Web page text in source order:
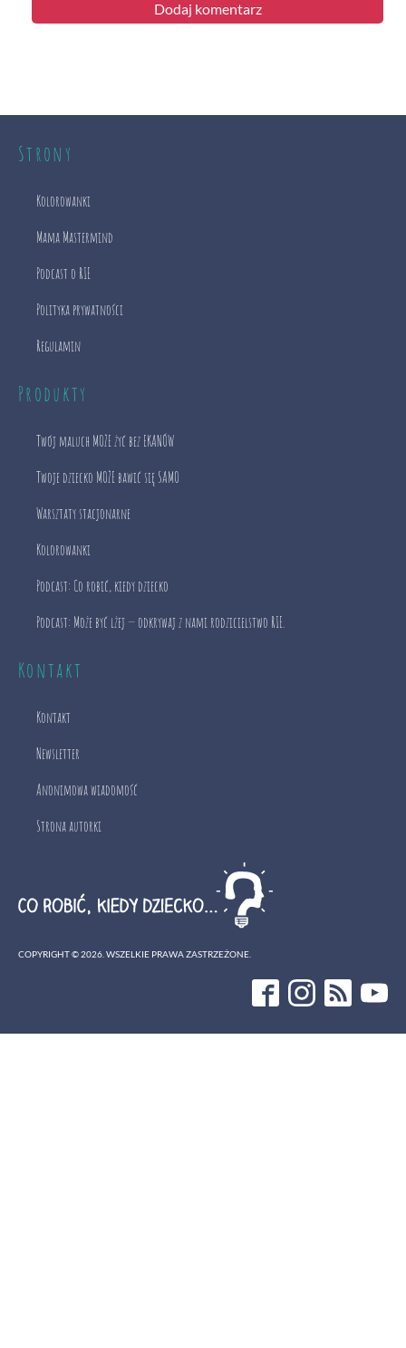
Strony
Kolorowanki
Mama Mastermind
Podcast o RIE
Polityka prywatności
Regulamin
Produkty
Twój maluch MOŻE żyć bez EKANÓW
Twoje dziecko MOŻE bawić się SAMO
Warsztaty stacjonarne
Kolorowanki
Podcast: Co robić, kiedy dziecko
Podcast: Może być lżej — odkrywaj z nami rodzicielstwo RIE.
Kontakt
Kontakt
Newsletter
Anonimowa wiadomość
Strona autorki
COPYRIGHT ©2026 . WSZELKIE PRAWA ZASTRZEŻONE.